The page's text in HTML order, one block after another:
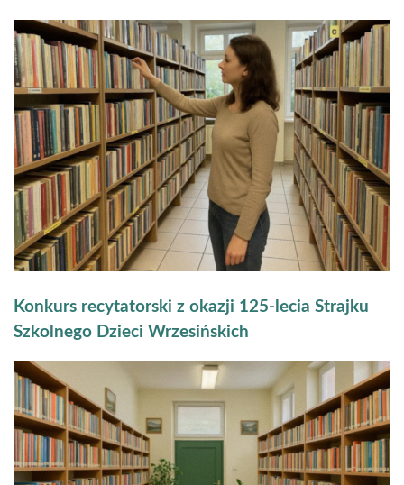
Konkurs recytatorski z okazji 125-lecia Strajku
Szkolnego Dzieci Wrzesińskich